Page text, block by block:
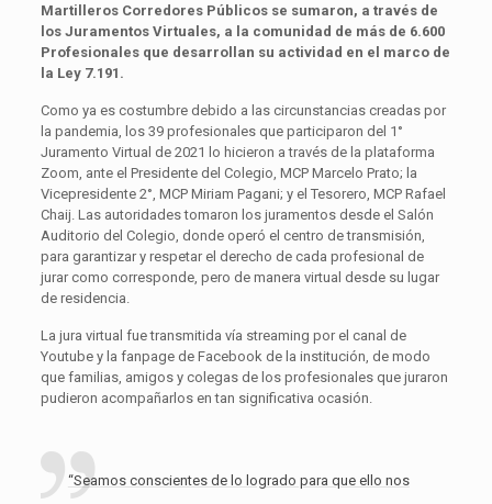
Martilleros Corredores Públicos se sumaron, a través de
los Juramentos Virtuales, a la comunidad de más de 6.600
Profesionales que desarrollan su actividad en el marco de
la Ley 7.191.
Como ya es costumbre debido a las circunstancias creadas por
la pandemia, los 39 profesionales que participaron del 1°
Juramento Virtual de 2021 lo hicieron a través de la plataforma
Zoom, ante el Presidente del Colegio, MCP Marcelo Prato; la
Vicepresidente 2°, MCP Miriam Pagani; y el Tesorero, MCP Rafael
Chaij. Las autoridades tomaron los juramentos desde el Salón
Auditorio del Colegio, donde operó el centro de transmisión,
para garantizar y respetar el derecho de cada profesional de
jurar como corresponde, pero de manera virtual desde su lugar
de residencia.
La jura virtual fue transmitida vía streaming por el canal de
Youtube y la fanpage de Facebook de la institución, de modo
que familias, amigos y colegas de los profesionales que juraron
pudieron acompañarlos en tan significativa ocasión.
“Seamos conscientes de lo logrado para que ello nos